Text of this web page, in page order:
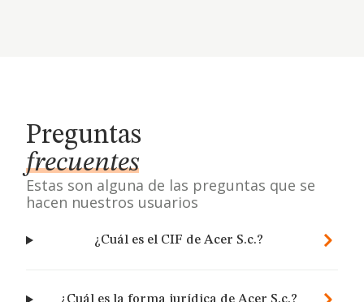
Preguntas
frecuentes
Estas son alguna de las preguntas que se
hacen nuestros usuarios
¿Cuál es el CIF de Acer S.c.?